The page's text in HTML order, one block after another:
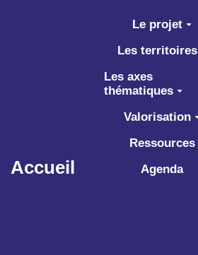
Aller au contenu principal
Accueil
Le projet
Les territoires
Les axes
thématiques
Valorisation
Ressources
Agenda